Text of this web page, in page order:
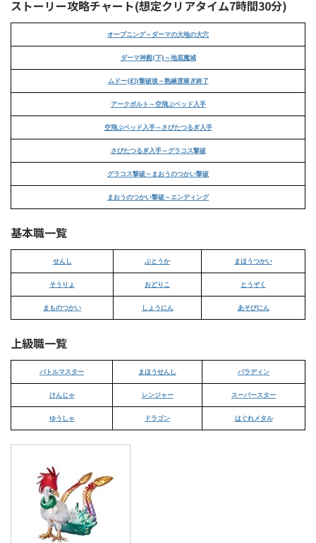
ストーリー攻略チャート(想定クリアタイム7時間30分)
オープニング～ダーマの大地の大穴
ダーマ神殿(下)～地底魔城
ムドー(幻)撃破後～熟練度稼ぎ終了
アークボルト～空飛ぶベッド入手
空飛ぶベッド入手～さびたつるぎ入手
さびたつるぎ入手～グラコス撃破
グラコス撃破～まおうのつかい撃破
まおうのつかい撃破～エンディング
基本職一覧
せんし ぶとうか まほうつかい
そうりょ おどりこ とうぞく
まものつかい しょうにん あそびにん
上級職一覧
バトルマスター まほうせんし パラディン
けんじゃ レンジャー スーパースター
ゆうしゃ ドラゴン はぐれメタル